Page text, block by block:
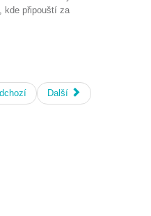
kde připouští za
Další